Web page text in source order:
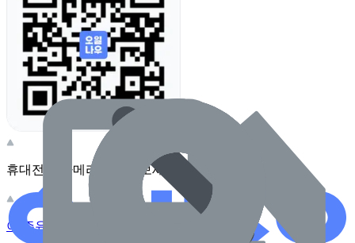
휴대전화 카메라로 찍어보세요
이 주유소의 사장님이신가요?